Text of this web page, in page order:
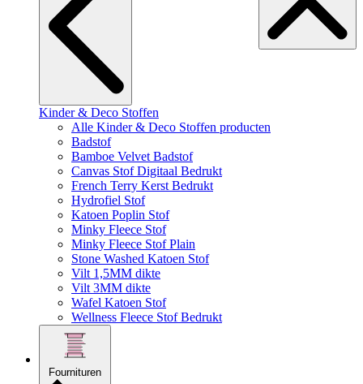
Kinder & Deco Stoffen
Alle Kinder & Deco Stoffen producten
Badstof
Bamboe Velvet Badstof
Canvas Stof Digitaal Bedrukt
French Terry Kerst Bedrukt
Hydrofiel Stof
Katoen Poplin Stof
Minky Fleece Stof
Minky Fleece Stof Plain
Stone Washed Katoen Stof
Vilt 1,5MM dikte
Vilt 3MM dikte
Wafel Katoen Stof
Wellness Fleece Stof Bedrukt
Fournituren